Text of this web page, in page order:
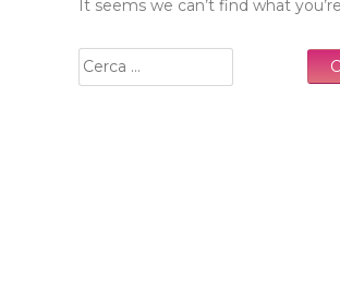
It seems we can’t find what